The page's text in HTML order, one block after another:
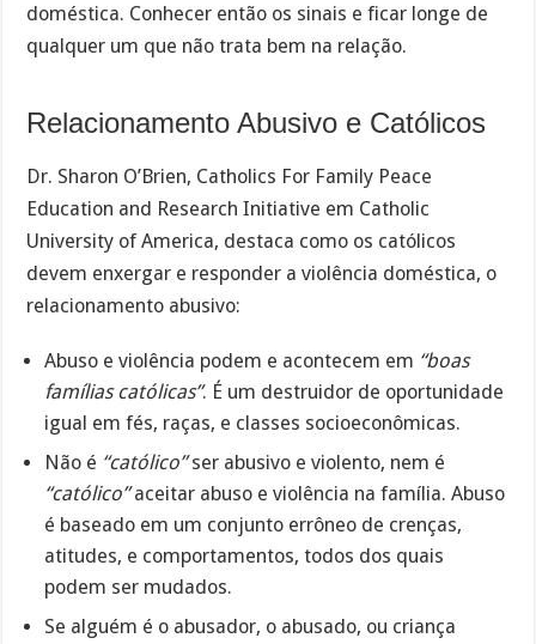
doméstica. Conhecer então os sinais e ficar longe de
qualquer um que não trata bem na relação.
Relacionamento Abusivo e Católicos
Dr. Sharon O’Brien, Catholics For Family Peace
Education and Research Initiative em Catholic
University of America, destaca como os católicos
devem enxergar e responder a violência doméstica, o
relacionamento abusivo:
Abuso e violência podem e acontecem em “boas
famílias católicas”. É um destruidor de oportunidade
igual em fés, raças, e classes socioeconômicas.
Não é “católico”ser abusivo e violento, nem é
“católico”aceitar abuso e violência na família. Abuso
é baseado em um conjunto errôneo de crenças,
atitudes, e comportamentos, todos dos quais
podem ser mudados.
Se alguém é o abusador, o abusado, ou criança